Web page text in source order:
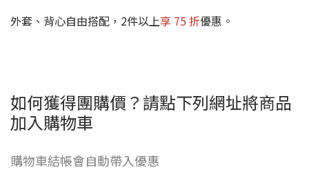
外套、背心自由搭配，2件以上享 75 折優惠。
如何獲得團購價？請點下列網址將商品
加入購物車
購物車結帳會自動帶入優惠